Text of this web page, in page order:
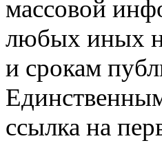
массовой
любых иных
и срокам
ссылка на